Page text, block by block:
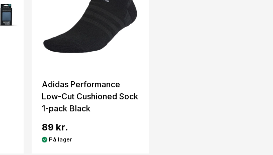
Adidas Performance
Low-Cut Cushioned Sock
1-pack Black
89 kr.
På lager